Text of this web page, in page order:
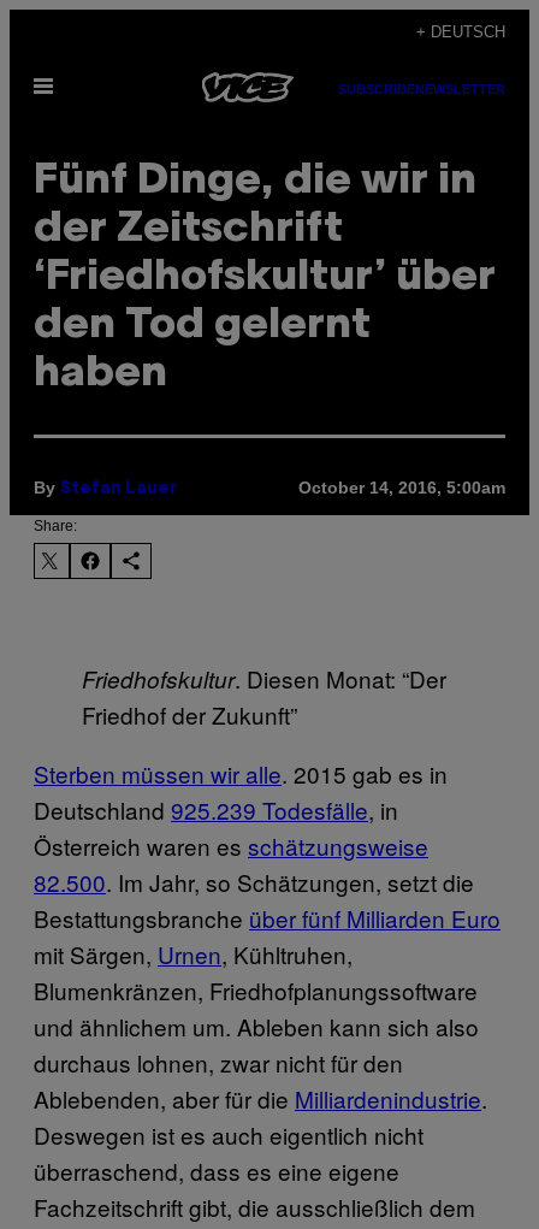
content
+ DEUTSCH
Open
SUBSCRIBENEWSLETTER
Fünf Dinge, die wir in
der Zeitschrift
‘Friedhofskultur’ über
den Tod gelernt
haben
By Stefan Lauer October 14, 2016, 5:00am
Share:
Friedhofskultur. Diesen Monat: “Der
Friedhof der Zukunft”
Sterben müssen wir alle. 2015 gab es in
Deutschland 925.239 Todesfälle, in
Österreich waren es schätzungsweise
82.500. Im Jahr, so Schätzungen, setzt die
Bestattungsbranche über fünf Milliarden Euro
mit Särgen, Urnen, Kühltruhen,
Blumenkränzen, Friedhofplanungssoftware
und ähnlichem um. Ableben kann sich also
durchaus lohnen, zwar nicht für den
Ablebenden, aber für die Milliardenindustrie.
Deswegen ist es auch eigentlich nicht
überraschend, dass es eine eigene
Fachzeitschrift gibt, die ausschließlich dem